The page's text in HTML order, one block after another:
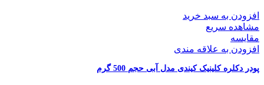
افزودن به سبد خرید
مشاهده سریع
مقایسه
افزودن به علاقه مندی
پودر دکلره کلینیک کیندی مدل آبی حجم 500 گرم